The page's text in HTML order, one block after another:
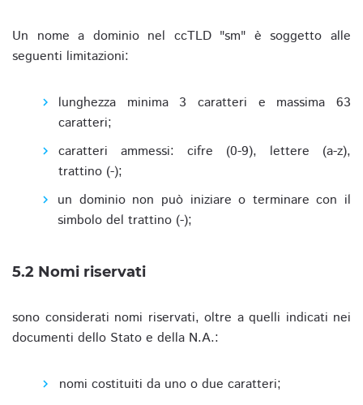
Un nome a dominio nel ccTLD "sm" è soggetto alle
seguenti limitazioni:
lunghezza minima 3 caratteri e massima 63
caratteri;
caratteri ammessi: cifre (0-9), lettere (a-z),
trattino (-);
un dominio non può iniziare o terminare con il
simbolo del trattino (-);
5.2 Nomi riservati
sono considerati nomi riservati, oltre a quelli indicati nei
documenti dello Stato e della N.A.:
nomi costituiti da uno o due caratteri;